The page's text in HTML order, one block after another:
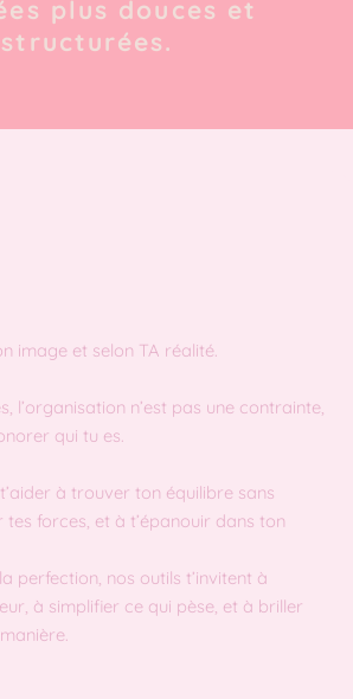
plus douces et
structurées.
image et selon TA réalité.
l’organisation n’est pas une contrainte,
qui tu es.
à trouver ton équilibre sans
forces, et à t’épanouir dans ton
perfection, nos outils t’invitent à
à simplifier ce qui pèse, et à briller